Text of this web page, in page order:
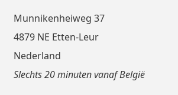
Munnikenheiweg 37
4879 NE Etten-Leur
Nederland
Slechts 20 minuten vanaf België